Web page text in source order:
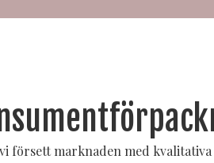
försett marknaden med